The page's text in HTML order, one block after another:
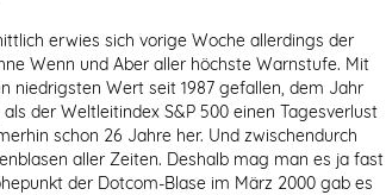
erwies sich vorige Woche allerdings der
Wenn und Aber aller höchste Warnstufe. Mit
niedrigsten Wert seit 1987 gefallen, dem Jahr
der Weltleitindex S&P 500 einen Tagesverlust
schon 26 Jahre her. Und zwischendurch
aller Zeiten. Deshalb mag man es ja fast
der Dotcom-Blase im März 2000 gab es